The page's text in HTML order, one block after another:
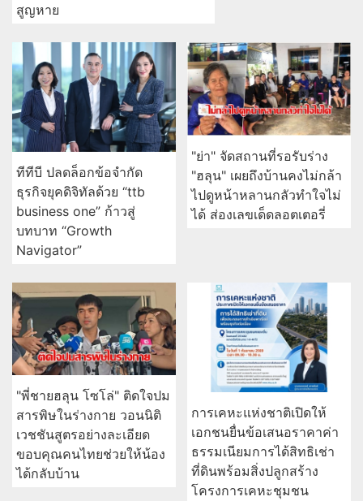
สูญหาย
ทีทีบี ปลดล็อกข้อจำกัด
ธุรกิจยุคดิจิทัลด้วย “ttb
business one” ก้าวสู่
บทบาท “Growth
Navigator”
"ย่า" จัดสถานที่รอรับร่าง
"ฮลุน" เผยถึงบ้านคงไม่กล้า
ไปดูหน้าหลานกลัวทำใจไม่
ได้ ส่องเลขเด็ดลอตเตอรี่
"พี่ชายฮลุน โซโล่" ติดใจปม
สารพิษในร่างกาย วอนนิติ
เวชชันสูตรอย่างละเอียด
ขอบคุณคนไทยช่วยให้น้อง
ได้กลับบ้าน
การเคหะแห่งชาติเปิดให้
เอกชนยื่นข้อเสนอราคาค่า
ธรรมเนียมการได้สิทธิเช่า
ที่ดินพร้อมสิ่งปลูกสร้าง
โครงการเคหะชุมชน